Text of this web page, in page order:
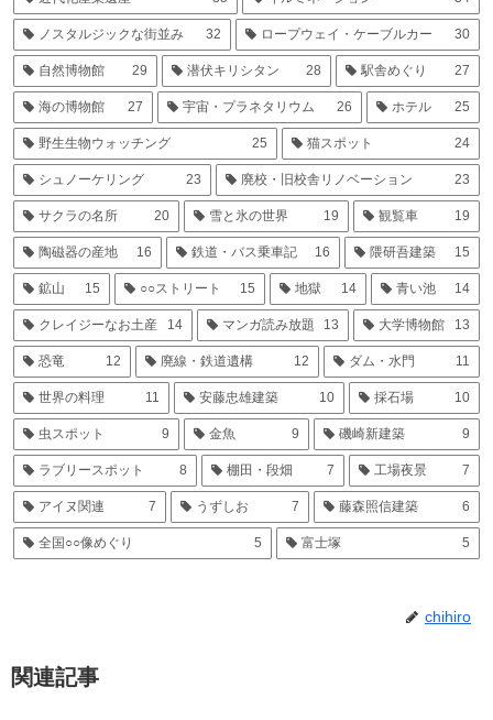
ノスタルジックな街並み 32 ロープウェイ・ケーブルカー 30
自然博物館 29 潜伏キリシタン 28 駅舎めぐり 27
海の博物館 27 宇宙・プラネタリウム 26 ホテル 25
野生生物ウォッチング 25 猫スポット 24
シュノーケリング 23 廃校・旧校舎リノベーション 23
サクラの名所 20 雪と氷の世界 19 観覧車 19
陶磁器の産地 16 鉄道・バス乗車記 16 隈研吾建築 15
鉱山 15 ○○ストリート 15 地獄 14 青い池 14
クレイジーなお土産 14 マンガ読み放題 13 大学博物館 13
恐竜 12 廃線・鉄道遺構 12 ダム・水門 11
世界の料理 11 安藤忠雄建築 10 採石場 10
虫スポット 9 金魚 9 磯崎新建築 9
ラブリースポット 8 棚田・段畑 7 工場夜景 7
アイヌ関連 7 うずしお 7 藤森照信建築 6
全国○○像めぐり 5 富士塚 5
chihiro
関連記事